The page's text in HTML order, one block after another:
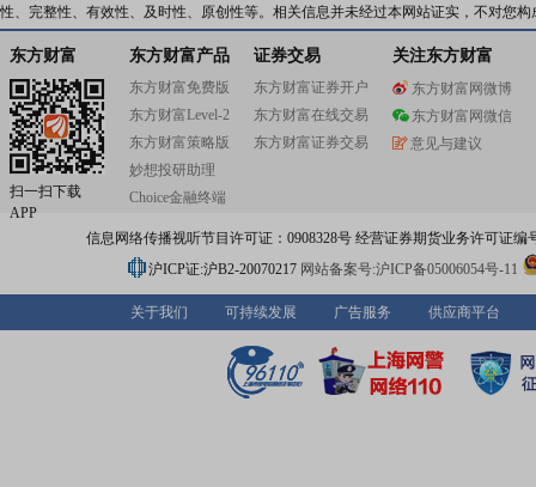
性、完整性、有效性、及时性、原创性等。相关信息并未经过本网站证实，不对您
东方财富
扫一扫下载
APP
东方财富产品
东方财富免费版
东方财富Level-2
东方财富策略版
妙想投研助理
Choice金融终端
证券交易
东方财富证券开户
东方财富在线交易
东方财富证券交易
关注东方财富
东方财富网微博
东方财富网微信
意见与建议
信息网络传播视听节目许可证：0908328号 经营证券期货业务许可证编
沪ICP证:沪B2-20070217 网站备案号:沪ICP备05006054号-11
关于我们 可持续发展 广告服务 供应商平台